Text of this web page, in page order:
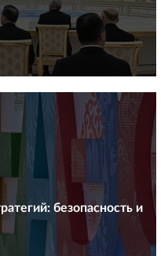
безопасность и